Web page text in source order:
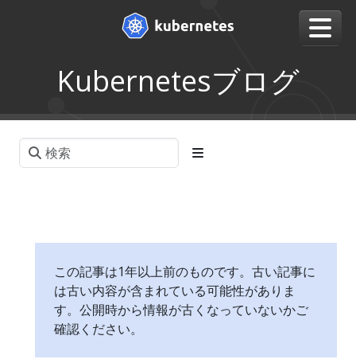
Kubernetesブログ
この記事は1年以上前のものです。古い記事に
は古い内容が含まれている可能性がありま
す。公開時から情報が古くなっていないかご
確認ください。